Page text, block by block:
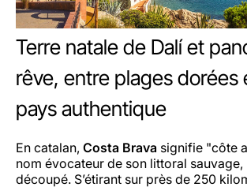
Terre natale de Dalí et
rêve, entre plages dorées
pays authentique
En catalan, Costa Brava signifie "côte
nom évocateur de son littoral
découpé. S’étirant sur près de 250